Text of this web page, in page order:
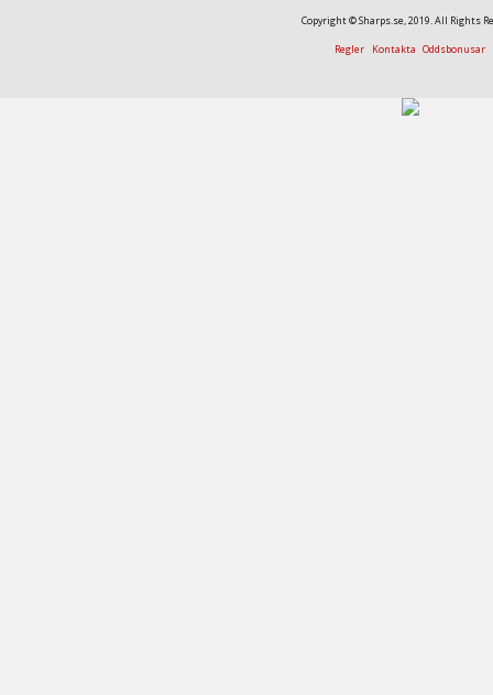
Copyright © Sharps.se, 2019. All Rights
Regler Kontakta Oddsbonusar